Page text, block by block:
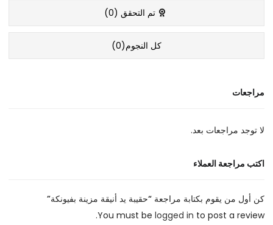
تم التحقق (0
)
كل النجوم(0
)
مراجعات
لا توجد مراجعات بعد.
اكتب مراجعة العملاء
كن أول من يقوم بكتابة مراجعة “حقيبة يد أنيقة مزينة بفيونكة”
You must be logged in to post a review.